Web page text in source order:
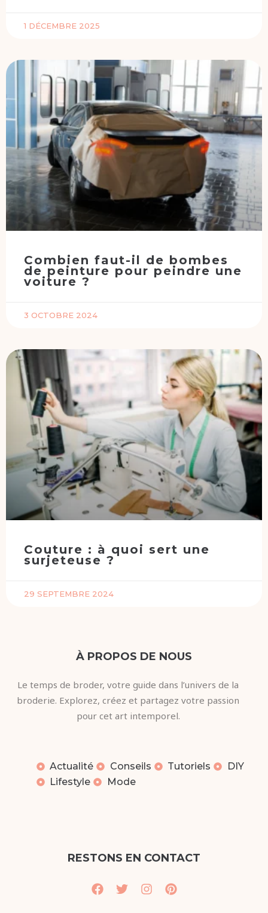
1 DÉCEMBRE 2025
Combien faut-il de bombes
de peinture pour peindre une
voiture ?
3 OCTOBRE 2024
Couture : à quoi sert une
surjeteuse ?
29 SEPTEMBRE 2024
À PROPOS DE NOUS
Le temps de broder, votre guide dans l’univers de la
broderie. Explorez, créez et partagez votre passion
pour cet art intemporel.
Actualité Conseils Tutoriels
DIY
Lifestyle
Mode
RESTONS EN CONTACT